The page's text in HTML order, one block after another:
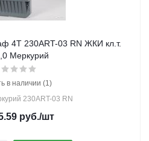
4Т 230ART-03 RN ЖКИ кл.т.
Меркурий
в наличии (1)
230ART-03 RN
руб./шт